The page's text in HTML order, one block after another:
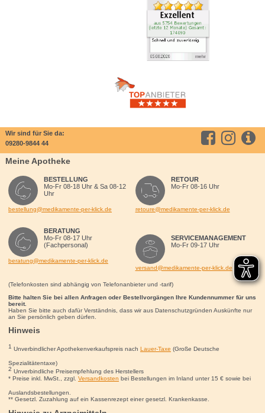
Wir sind für Sie da:
09280-9844 44
Meine Apotheke
BESTELLUNG
Mo-Fr 08-18 Uhr & Sa 08-12
Uhr
bestellung@medikamente-per-klick.de
BERATUNG
Mo-Fr 08-17 Uhr
(Fachpersonal)
beratung@medikamente-per-klick.de
RETOUR
Mo-Fr 08-16 Uhr
retoure@medikamente-per-klick.de
SERVICEMANAGEMENT
Mo-Fr 09-17 Uhr
versand@medikamente-per-klick.de
(Telefonkosten sind abhängig von Telefonanbieter und -tarif)
Bitte halten Sie bei allen Anfragen oder Bestellvorgängen Ihre Kundennummer für uns
bereit.
Haben Sie bitte auch dafür Verständnis, dass wir aus Datenschutzgründen Auskünfte nur
an Sie persönlich geben dürfen.
Hinweis
1 Unverbindlicher Apothekenverkaufspreis nach Lauer-Taxe (Große Deutsche
Spezialitätentaxe)
2 Unverbindliche Preisempfehlung des Herstellers
* Preise inkl. MwSt., zzgl. Versandkosten bei Bestellungen im Inland unter 15 €sowie bei
Auslandsbestellungen.
** Gesetzl. Zuzahlung auf ein Kassenrezept einer gesetzl. Krankenkasse.